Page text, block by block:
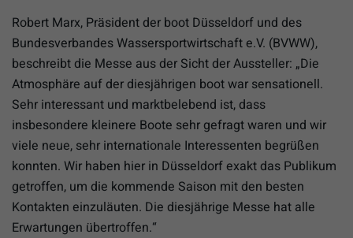
Robert Marx, Präsident der boot Düsseldorf und des
Bundesverbandes Wassersportwirtschaft e.V. (BVWW),
beschreibt die Messe aus der Sicht der Aussteller: „Die
Atmosphäre auf der diesjährigen boot war sensationell.
Sehr interessant und marktbelebend ist, dass
insbesondere kleinere Boote sehr gefragt waren und wir
viele neue, sehr internationale Interessenten begrüßen
konnten. Wir haben hier in Düsseldorf exakt das Publikum
getroffen, um die kommende Saison mit den besten
Kontakten einzuläuten. Die diesjährige Messe hat alle
Erwartungen übertroffen.“